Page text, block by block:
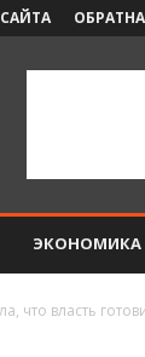
ЭКОНОМИКА
что власть